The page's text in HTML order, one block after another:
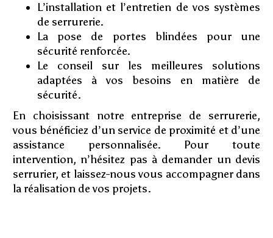
L’installation et l’entretien de vos systèmes
de serrurerie.
La pose de portes blindées pour une
sécurité renforcée.
Le conseil sur les meilleures solutions
adaptées à vos besoins en matière de
sécurité.
En choisissant notre entreprise de serrurerie,
vous bénéficiez d’un service de proximité et d’une
assistance personnalisée. Pour toute
intervention, n’hésitez pas à demander un devis
serrurier, et laissez-nous vous accompagner dans
la réalisation de vos projets.